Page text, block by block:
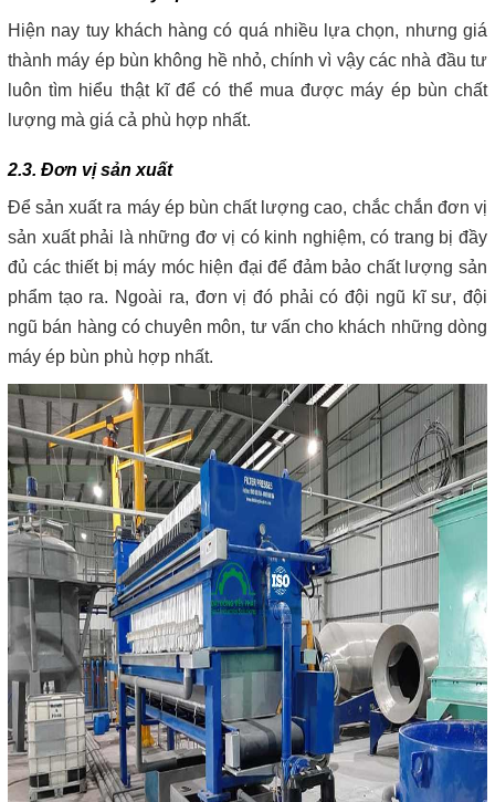
Hiện nay tuy khách hàng có quá nhiều lựa chọn, nhưng giá
thành máy ép bùn không hề nhỏ, chính vì vậy các nhà đầu tư
luôn tìm hiểu thật kĩ để có thể mua được máy ép bùn chất
lượng mà giá cả phù hợp nhất.
2.3. Đơn vị sản xuất
Để sản xuất ra máy ép bùn chất lượng cao, chắc chắn đơn vị
sản xuất phải là những đơ vị có kinh nghiệm, có trang bị đầy
đủ các thiết bị máy móc hiện đại để đảm bảo chất lượng sản
phẩm tạo ra. Ngoài ra, đơn vị đó phải có đội ngũ kĩ sư, đội
ngũ bán hàng có chuyên môn, tư vấn cho khách những dòng
máy ép bùn phù hợp nhất.